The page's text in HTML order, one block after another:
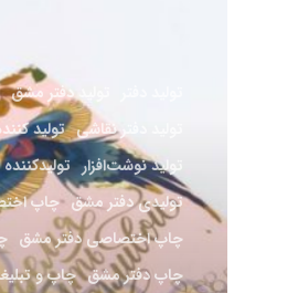
تولید دفتر مشق
تولید دفتر نقاشی تولید
تولید نوشت‌افزار تولیدکننده
تولیدی دفتر مشق چاپ
چاپ اختصاصی دفتر مشق
چاپ دفتر مشق چاپ و